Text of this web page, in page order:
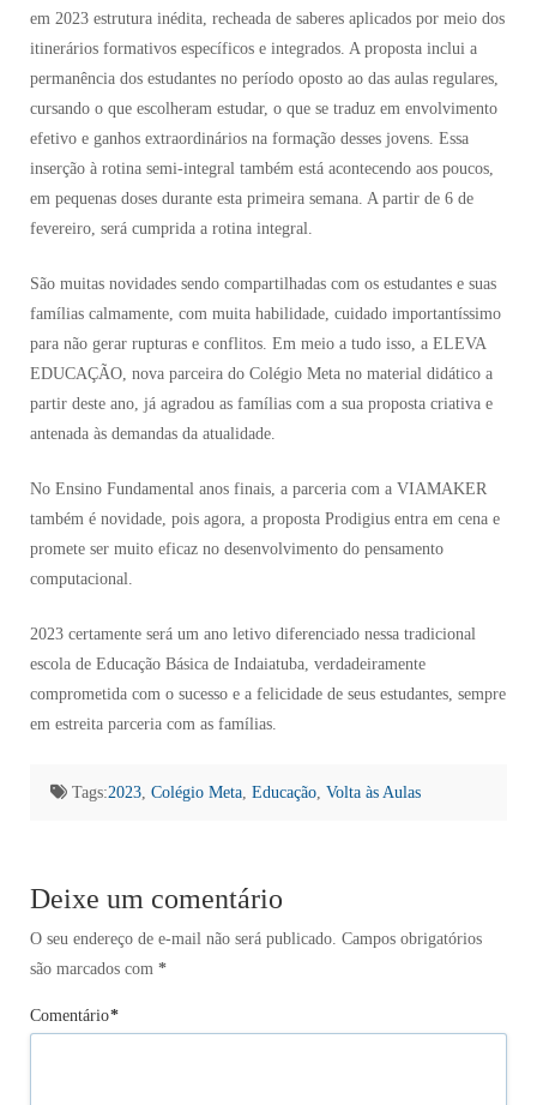
em 2023 estrutura inédita, recheada de saberes aplicados por meio dos
itinerários formativos específicos e integrados. A proposta inclui a
permanência dos estudantes no período oposto ao das aulas regulares,
cursando o que escolheram estudar, o que se traduz em envolvimento
efetivo e ganhos extraordinários na formação desses jovens. Essa
inserção à rotina semi-integral também está acontecendo aos poucos,
em pequenas doses durante esta primeira semana. A partir de 6 de
fevereiro, será cumprida a rotina integral.
São muitas novidades sendo compartilhadas com os estudantes e suas
famílias calmamente, com muita habilidade, cuidado importantíssimo
para não gerar rupturas e conflitos. Em meio a tudo isso, a ELEVA
EDUCAÇÃO, nova parceira do Colégio Meta no material didático a
partir deste ano, já agradou as famílias com a sua proposta criativa e
antenada às demandas da atualidade.
No Ensino Fundamental anos finais, a parceria com a VIAMAKER
também é novidade, pois agora, a proposta Prodigius entra em cena e
promete ser muito eficaz no desenvolvimento do pensamento
computacional.
2023 certamente será um ano letivo diferenciado nessa tradicional
escola de Educação Básica de Indaiatuba, verdadeiramente
comprometida com o sucesso e a felicidade de seus estudantes, sempre
em estreita parceria com as famílias.
Tags:2023,Colégio Meta,Educação,Volta às Aulas
Deixe um comentário
O seu endereço de e-mail não será publicado. Campos obrigatórios
são marcados com *
Comentário*